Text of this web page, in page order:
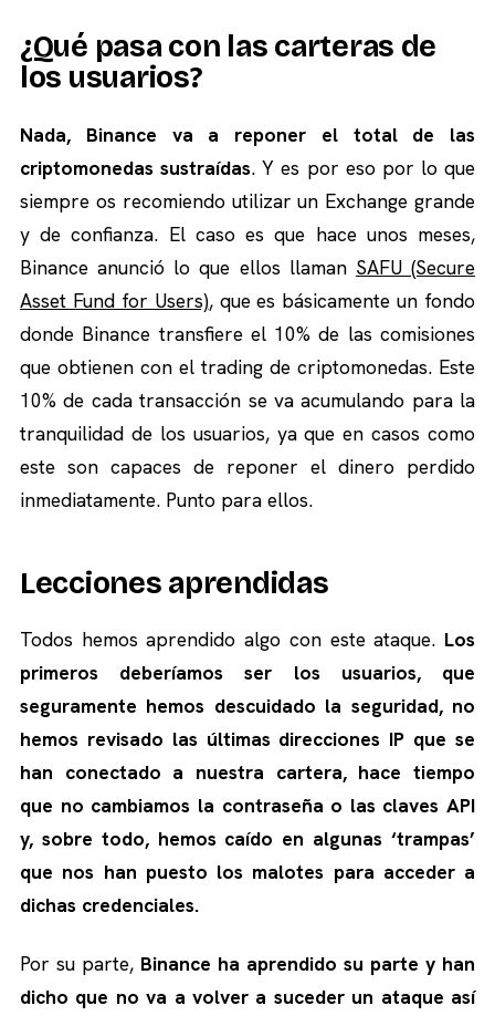
¿Qué pasa con las carteras de
los usuarios?
Nada, Binance va a reponer el total de las
criptomonedas sustraídas. Y es por eso por lo que
siempre os recomiendo utilizar un Exchange grande
y de confianza. El caso es que hace unos meses,
Binance anunció lo que ellos llaman SAFU (Secure
Asset Fund for Users), que es básicamente un fondo
donde Binance transfiere el 10% de las comisiones
que obtienen con el trading de criptomonedas. Este
10% de cada transacción se va acumulando para la
tranquilidad de los usuarios, ya que en casos como
este son capaces de reponer el dinero perdido
inmediatamente. Punto para ellos.
Lecciones aprendidas
Todos hemos aprendido algo con este ataque. Los
primeros deberíamos ser los usuarios, que
seguramente hemos descuidado la seguridad, no
hemos revisado las últimas direcciones IP que se
han conectado a nuestra cartera, hace tiempo
que no cambiamos la contraseña o las claves API
y, sobre todo, hemos caído en algunas ‘trampas’
que nos han puesto los malotes para acceder a
dichas credenciales.
Por su parte, Binance ha aprendido su parte y han
dicho que no va a volver a suceder un ataque así